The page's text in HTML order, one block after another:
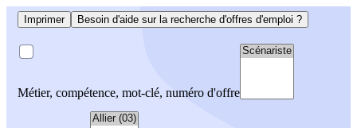
Imprimer Besoin d'aide sur la recherche d'offres d'emploi ?
Métier, compétence, mot-clé, numéro d'offre